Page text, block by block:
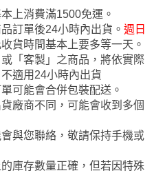
上消費滿1500免運。
訂單後24小時內出貨。 週日
收貨時間基本上要多等一天。
「客製」之商品，將依實際
適用24小時內出貨
可能會合併包裝配送。
廠商不同，可能會收到多個
與您聯絡，敬請保持手機或
庫存數量正確，但若因特殊